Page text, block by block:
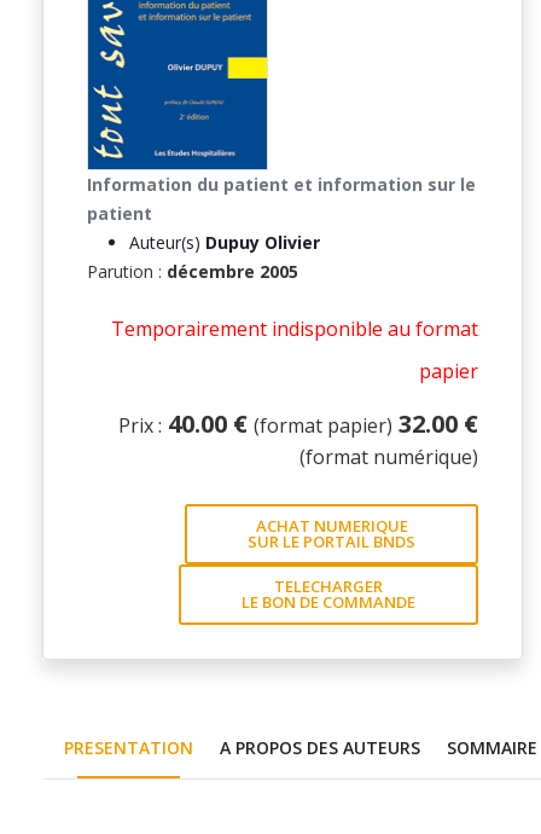
Information du patient et information sur le
patient
Auteur(s) Dupuy Olivier
Parution : décembre 2005
Temporairement indisponible au format
papier
Prix : 40.00 € (format papier) 32.00 €
(format numérique)
ACHAT NUMERIQUE
SUR LE PORTAIL BNDS
TELECHARGER
LE BON DE COMMANDE
PRESENTATION A PROPOS DES AUTEURS SOMMAIRE